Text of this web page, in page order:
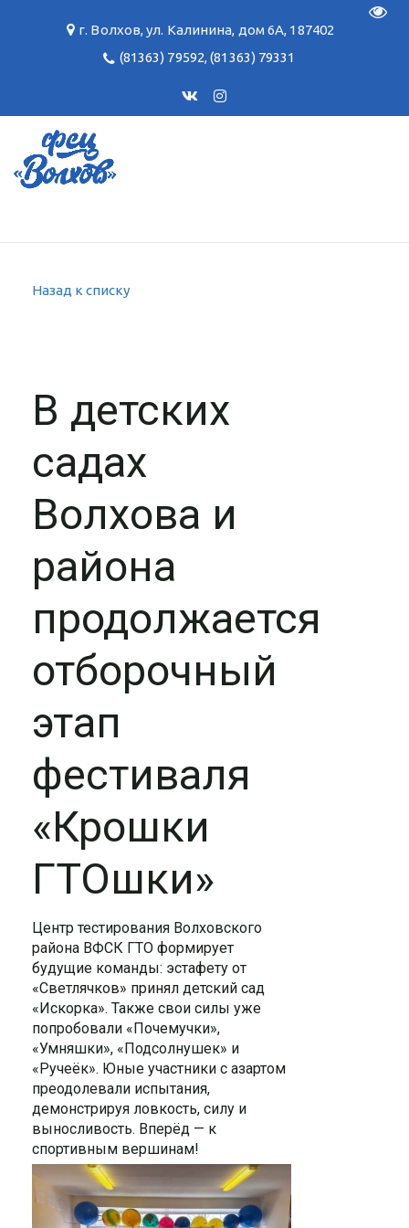
г. Волхов,ул. Калинина, дом 6А, 187402
(81363) 79592,(81363) 79331
Назад к списку
В детских
садах
Волхова и
района
продолжается
отборочный
этап
фестиваля
«Крошки
ГТОшки»
Центр тестирования Волховского
района ВФСК ГТО формирует
будущие команды: эстафету от
«Светлячков» принял детский сад
«Искорка». Также свои силы уже
попробовали «Почемучки»,
«Умняшки», «Подсолнушек» и
«Ручеёк». Юные участники с азартом
преодолевали испытания,
демонстрируя ловкость, силу и
выносливость. Вперёд — к
спортивным вершинам!